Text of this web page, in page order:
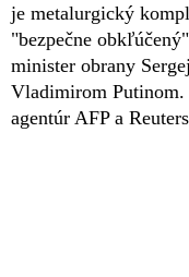
je metalurgický
"bezpečne
minister obrany
Vladimirom
agentúr AFP a